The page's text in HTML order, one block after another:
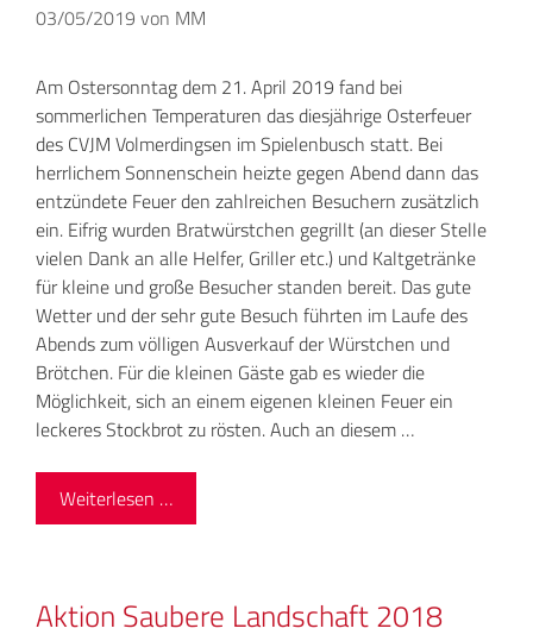
03/05/2019 von MM
Am Ostersonntag dem 21. April 2019 fand bei
sommerlichen Temperaturen das diesjährige Osterfeuer
des CVJM Volmerdingsen im Spielenbusch statt. Bei
herrlichem Sonnenschein heizte gegen Abend dann das
entzündete Feuer den zahlreichen Besuchern zusätzlich
ein. Eifrig wurden Bratwürstchen gegrillt (an dieser Stelle
vielen Dank an alle Helfer, Griller etc.) und Kaltgetränke
für kleine und große Besucher standen bereit. Das gute
Wetter und der sehr gute Besuch führten im Laufe des
Abends zum völligen Ausverkauf der Würstchen und
Brötchen. Für die kleinen Gäste gab es wieder die
Möglichkeit, sich an einem eigenen kleinen Feuer ein
leckeres Stockbrot zu rösten. Auch an diesem …
Weiterlesen …
Aktion Saubere Landschaft 2018